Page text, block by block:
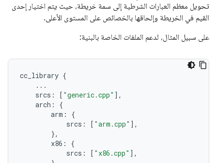
تحويل معظم العبارات الشرطية إلى سمة خريطة، حيث يتم اختيار إحدى
القيم في الخريطة وإلحاقها بالخصائص على المستوى الأعلى.
على سبيل المثال، لدعم الملفات الخاصة بالبنية:
cc_library {
...
srcs : [ "generic.cpp" ],
arch :
{
arm :
{
srcs : [ "arm.cpp" ],
},
x86 :
{
srcs : [ "x86.cpp" ],